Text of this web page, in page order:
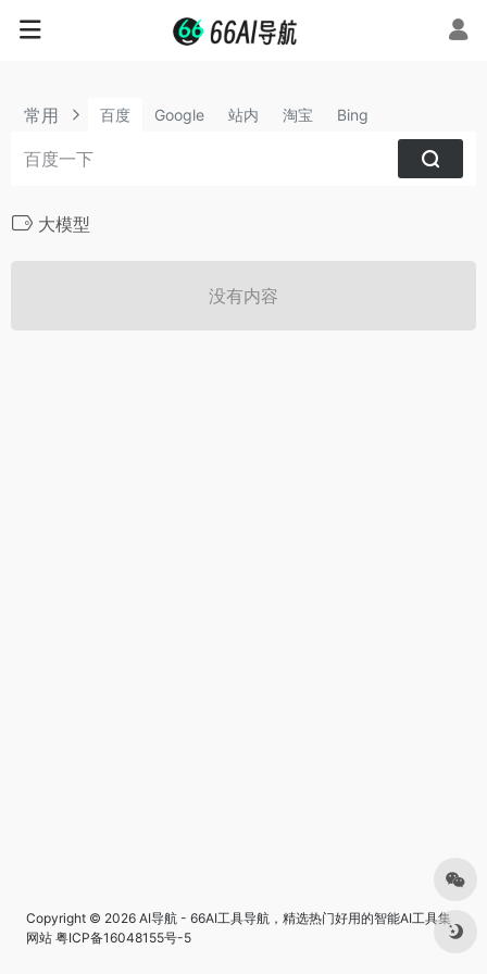
常用 百度 Google 站内 淘宝 Bing
大模型
没有内容
Copyright © 2026 AI导航 - 66AI工具导航，精选热门好用的智能AI工具集
网站 粤ICP备16048155号-5